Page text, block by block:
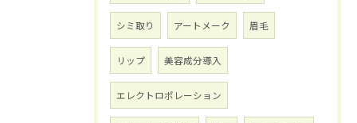
シミ取り アートメーク 眉毛
リップ 美容成分導入
エレクトロポレーション